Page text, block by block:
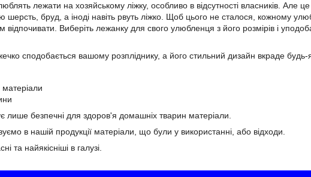
лежати на хозяйському ліжку, особливо в відсутності власників. Але
бруд, а іноді навіть рвуть ліжко. Щоб цього не сталося, кожному
відпочивати. Виберіть лежанку для свого улюбленця з його розмірів і
сподобається вашому розпліднику, а його стильний дизайн вкраде будь-
матеріали
лише безпечні для здоров'я домашніх тварин матеріали.
в нашій продукції матеріали, що були у використанні, або відходи.
та найякісніші в галузі.